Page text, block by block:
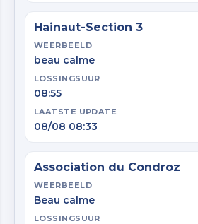
Hainaut-Section 3
WEERBEELD
beau calme
LOSSINGSUUR
08:55
LAATSTE UPDATE
08/08 08:33
Association du Condroz
WEERBEELD
Beau calme
LOSSINGSUUR